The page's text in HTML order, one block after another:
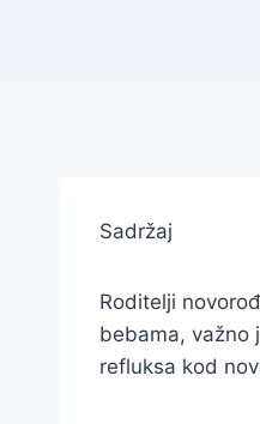
Sadržaj
Roditelji
bebama, važno
refluksa kod